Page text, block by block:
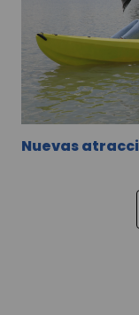
Nuevas